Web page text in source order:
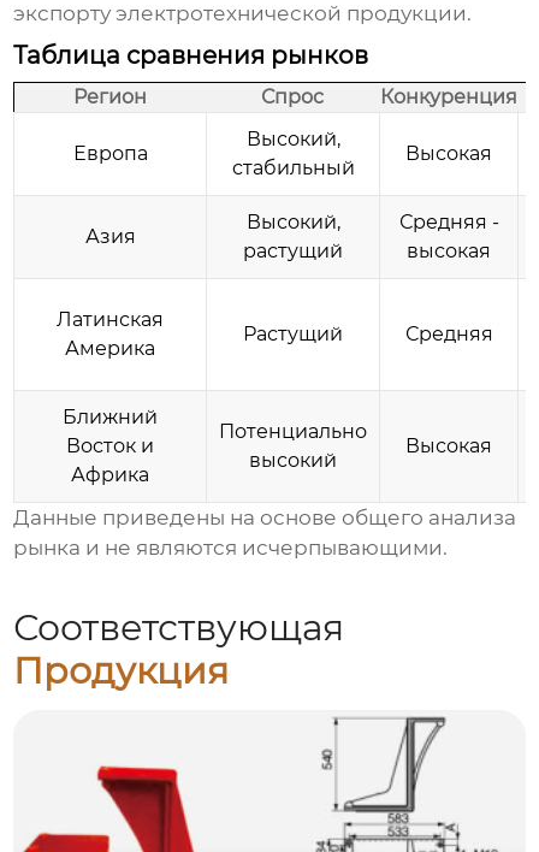
экспорту электротехнической продукции.
Таблица сравнения рынков
Регион Спрос Конкуренция
Европа
Высокий,
стабильный
Высокая
Азия
Высокий,
растущий
Средняя -
высокая
Латинская
Америка
Растущий Средняя
Ближний
Восток и
Африка
Потенциально
высокий
Высокая
Данные приведены на основе общего анализа
рынка и не являются исчерпывающими.
Соответствующая
Продукция